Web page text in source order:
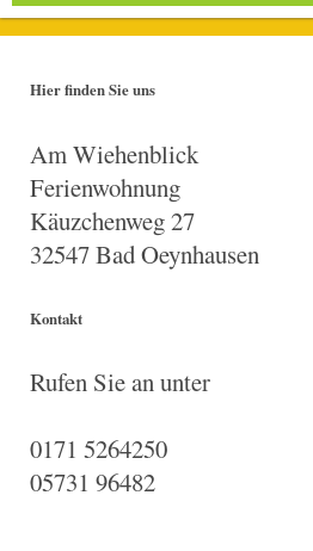
Hier finden Sie uns
Am Wiehenblick
Ferienwohnung
Käuzchenweg 27
32547 Bad Oeynhausen
Kontakt
Rufen Sie an unter
0171 5264250
05731 96482